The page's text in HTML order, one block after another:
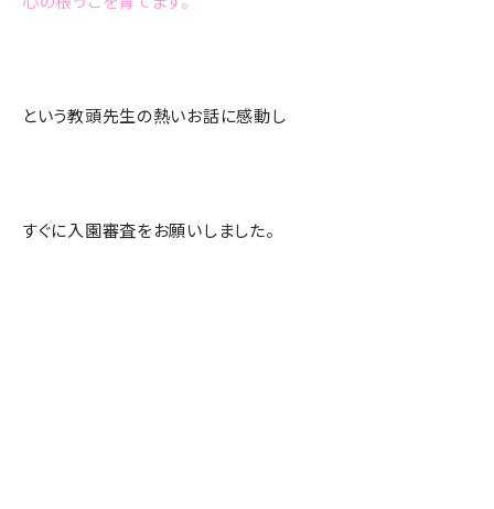
という教頭先生の熱いお話に感動し
すぐに入園審査をお願いしました。